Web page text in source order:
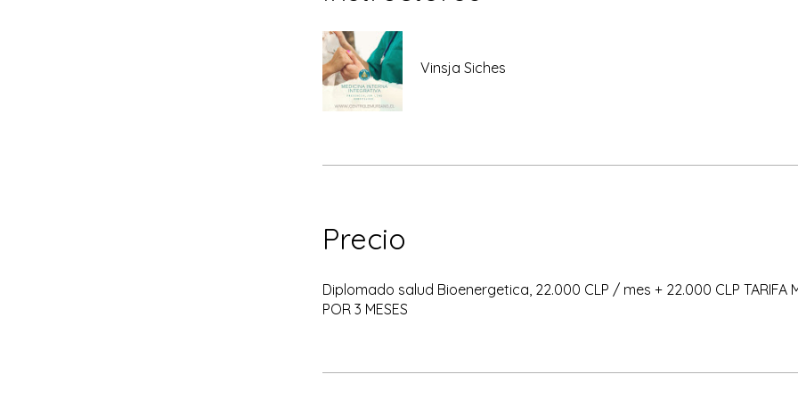
Vinsja Siches
Precio
Diplomado salud Bioenergetica, 22.000 CLP / mes + 22.000 CLP TARIFA
POR 3 MESES